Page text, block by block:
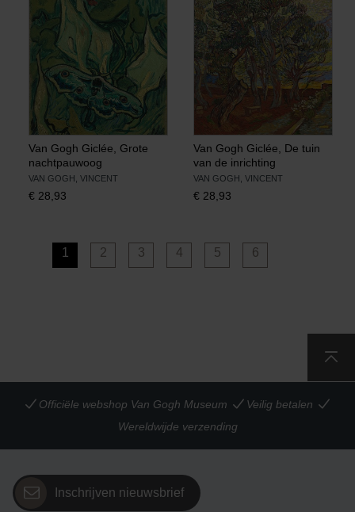
Van Gogh Giclée, Grote
nachtpauwoog
VAN GOGH, VINCENT
€ 28,93
Van Gogh Giclée, De tuin
van de inrichting
VAN GOGH, VINCENT
€ 28,93
1 2 3 4 5 6
Officiële webshop Van Gogh Museum
Veilig betalen
Wereldwijde verzending
Inschrijven nieuwsbrief